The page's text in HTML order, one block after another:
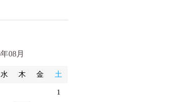
08月
水 木 金 土
1